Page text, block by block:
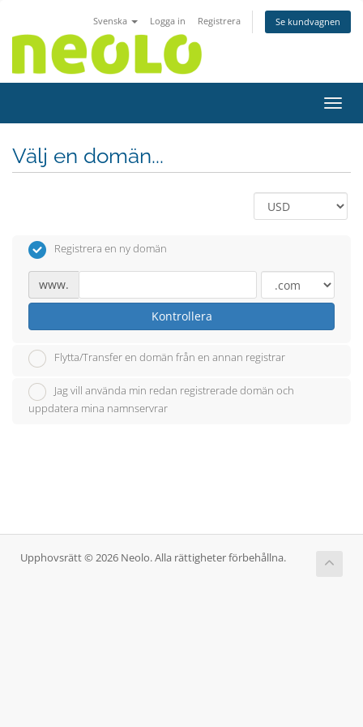
Svenska Logga in Registrera Se kundvagnen
Välj en domän...
Registrera en ny domän
www.
Kontrollera
Flytta/Transfer en domän från en annan registrar
Jag vill använda min redan registrerade domän och
uppdatera mina namnservrar
Upphovsrätt © 2026 Neolo. Alla rättigheter förbehållna.